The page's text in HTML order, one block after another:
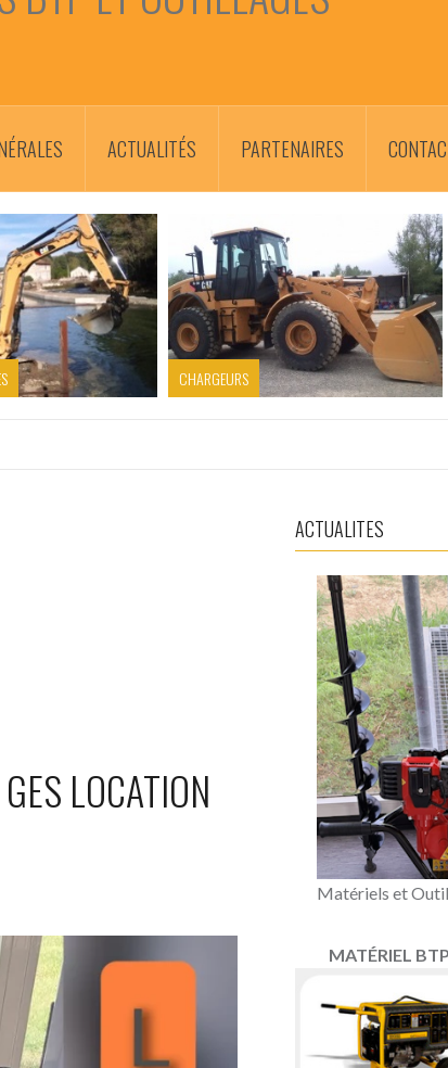
ACTUALITÉS PARTENAIRES
CHARGEURS
LOCATION
ACTUALITES
Matériels et
MATÉRIEL